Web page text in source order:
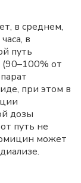
в среднем,
в
путь
от
при этом в
дозы
путь не
может